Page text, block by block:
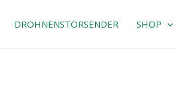
DROHNENSTÖRSENDER SHOP